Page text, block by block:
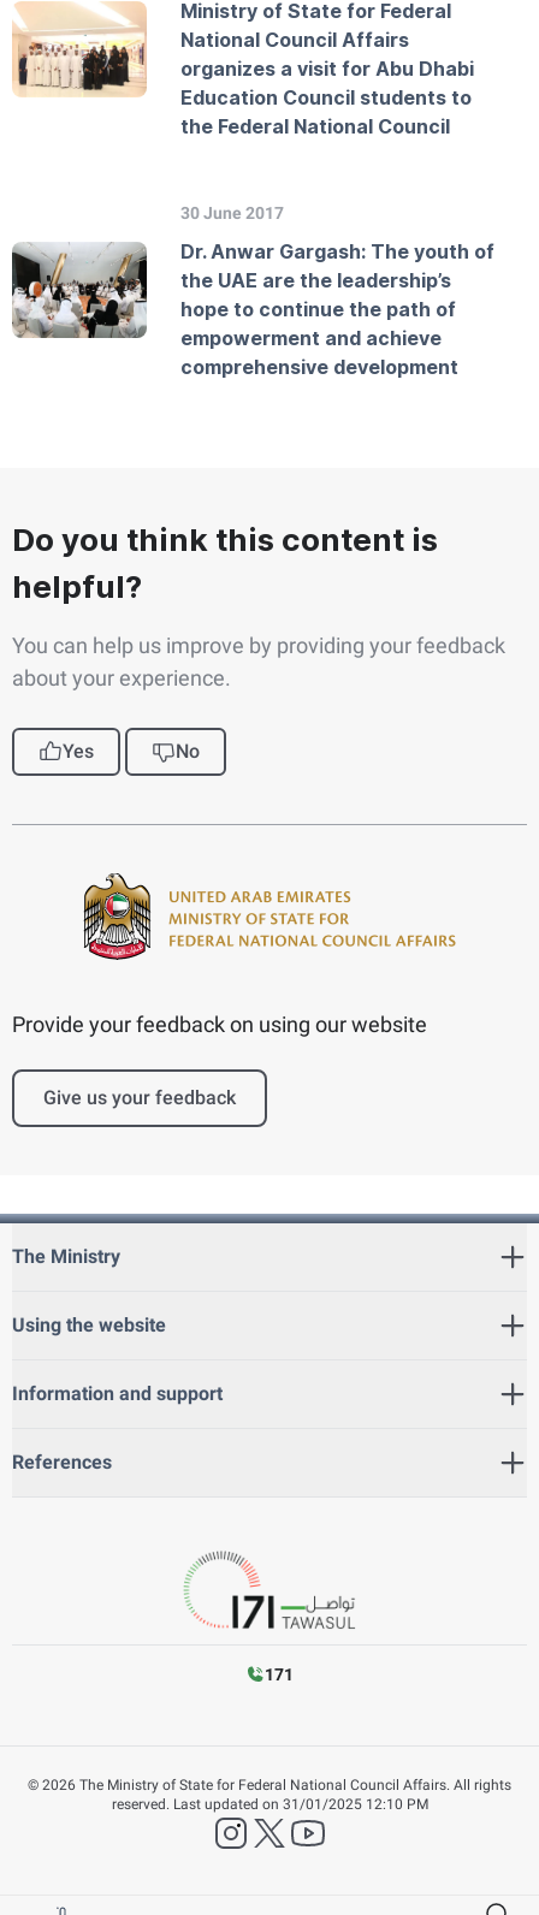
Ministry of State for Federal
National Council Affairs
organizes a visit for Abu Dhabi
Education Council students to
the Federal National Council
30 June 2017
Dr. Anwar Gargash: The youth of
the UAE are the leadership’s
hope to continue the path of
empowerment and achieve
comprehensive development
Do you think this content is
helpful?
You can help us improve by providing your feedback
about your experience.
Yes No
Provide your feedback on using our website
Give us your feedback
The Ministry
Using the website
Information and support
References
171
© 2026 The Ministry of State for Federal National Council Affairs. All rights
reserved. Last updated on 31/01/2025 12:10 PM
instagram
twitter